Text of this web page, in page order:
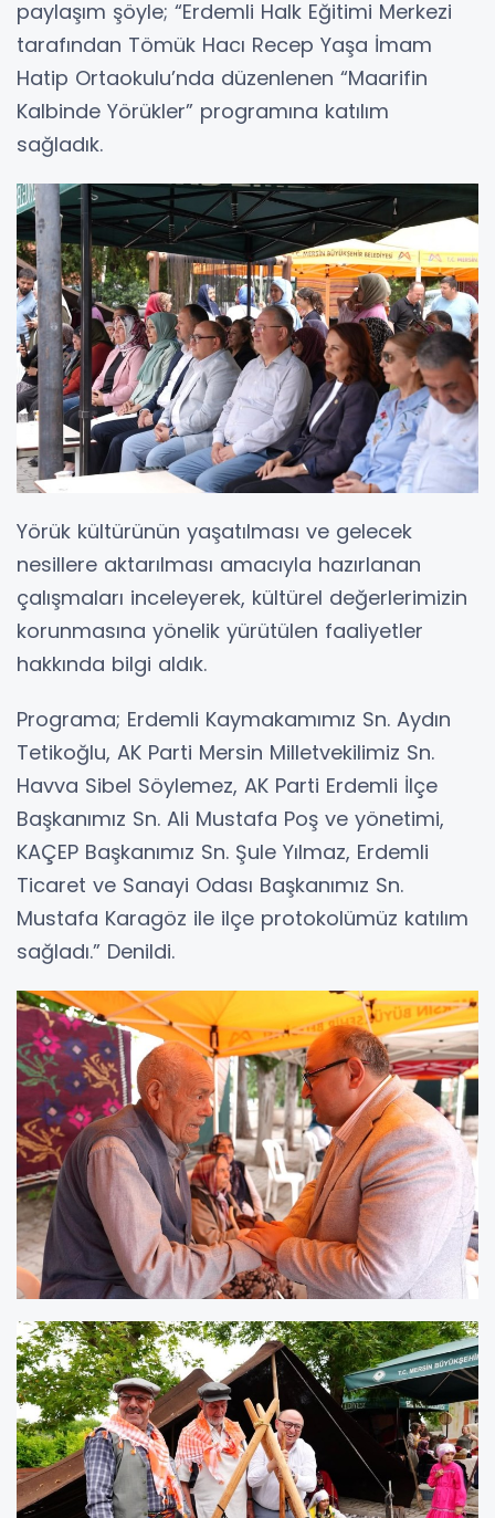
paylaşım şöyle; “Erdemli Halk Eğitimi Merkezi
tarafından Tömük Hacı Recep Yaşa İmam
Hatip Ortaokulu’nda düzenlenen “Maarifin
Kalbinde Yörükler” programına katılım
sağladık.
Yörük kültürünün yaşatılması ve gelecek
nesillere aktarılması amacıyla hazırlanan
çalışmaları inceleyerek, kültürel değerlerimizin
korunmasına yönelik yürütülen faaliyetler
hakkında bilgi aldık.
Programa; Erdemli Kaymakamımız Sn. Aydın
Tetikoğlu, AK Parti Mersin Milletvekilimiz Sn.
Havva Sibel Söylemez, AK Parti Erdemli İlçe
Başkanımız Sn. Ali Mustafa Poş ve yönetimi,
KAÇEP Başkanımız Sn. Şule Yılmaz, Erdemli
Ticaret ve Sanayi Odası Başkanımız Sn.
Mustafa Karagöz ile ilçe protokolümüz katılım
sağladı.” Denildi.